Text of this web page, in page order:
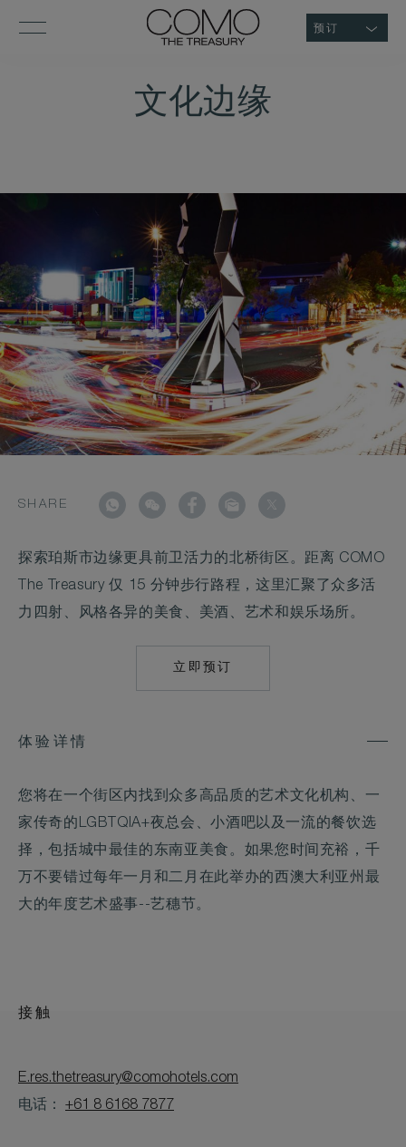
预订
文化边缘
SHARE
探索珀斯市边缘更具前卫活力的北桥街区。距离 COMO
The Treasury 仅 15 分钟步行路程，这里汇聚了众多活
力四射、风格各异的美食、美酒、艺术和娱乐场所。
立即预订
MAILTO:
体验详情
您将在一个街区内找到众多高品质的艺术文化机构、一
家传奇的LGBTQIA+夜总会、小酒吧以及一流的餐饮选
择，包括城中最佳的东南亚美食。如果您时间充裕，千
万不要错过每年一月和二月在此举办的西澳大利亚州最
大的年度艺术盛事--艺穗节。
接触
E.res.thetreasury@comohotels.com
电话： +61 8 6168 7877